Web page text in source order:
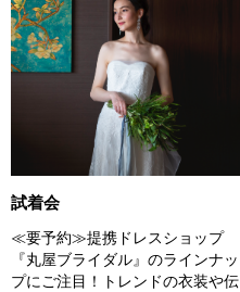
試着会
≪要予約≫提携ドレスショップ
『丸屋ブライダル』のラインナッ
プにご注目！トレンドの衣装や伝